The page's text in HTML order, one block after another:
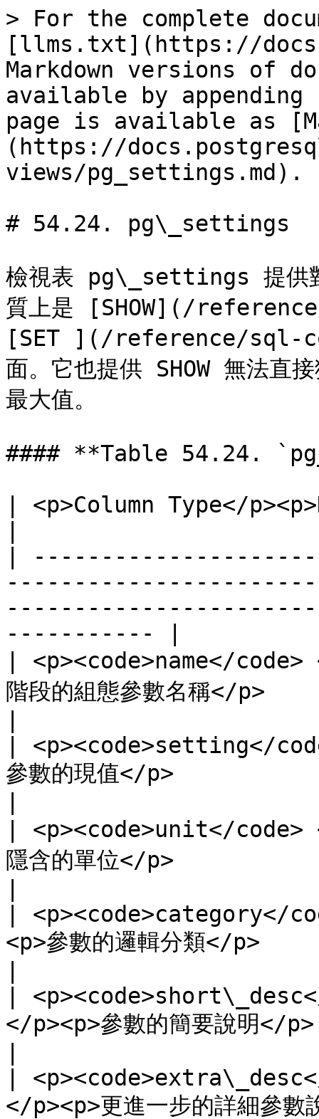
> For the complete
[llms.txt](https://
Markdown versions of
available by
page is available as
(https://
views/pg_settings.md).
# 54.24. pg\_settings
檢視表 pg\_settings 提供對
質上是 [SHOW](/
[SET ](/reference/sql-
面。它也提供 SHOW 無法直
最大值。
#### **Table 54.24.
| <p>Column Type</
|
----------- |
| <p><code>name</
階段的組態參數名稱</p>
| <p><code>setting</
參數的現值</p>
| <p><code>unit</code>
隱含的單位</p>
| <p><code>category</
<p>參數的邏輯分類</p>
|
</p><p>參數的簡要說明</p>
|
</p><p>更進一步的詳細參數